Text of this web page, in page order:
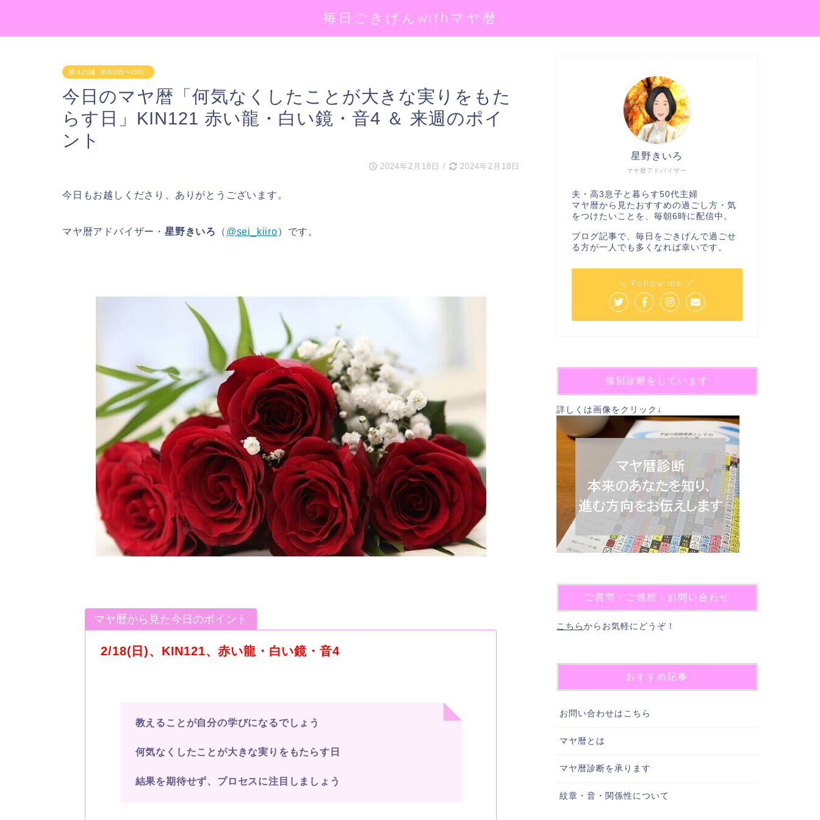
毎日ごきげんwithマヤ暦
第３の城（KIN105〜156）
今日のマヤ暦「何気なくしたことが大きな実りをもた
らす日」KIN121 赤い龍・白い鏡・音4 ＆ 来週のポイ
ント
2024年2月18日 / 2024年2月18日
今日もお越しくださり、ありがとうございます。
マヤ暦アドバイザー・ 星野きいろ （ @sei_kiiro）です。
マヤ暦から見た今日のポイント
2/18(日)、KIN121、赤い龍・白い鏡・音4
教えることが自分の学びになるでしょう
何気なくしたことが大きな実りをもたらす日
結果を期待せず、プロセスに注目しましょう
マヤ暦アドバイザー
星野きいろ
夫・高3息子と暮らす50代主婦
マヤ暦から見たおすすめの過ごし方・気
をつけたいことを、毎朝6時に配信中。
ブログ記事で、毎日をごきげんで過ごせ
る方が一人でも多くなれば幸いです。
＼ Follow me ／
個別診断をしています
詳しくは画像をクリック↓
ご質問・ご感想・お問い合わせ
こちら からお気軽にどうぞ！
おすすめ記事
お問い合わせはこちら
マヤ暦とは
マヤ暦診断を承ります
紋章・音・関係性について